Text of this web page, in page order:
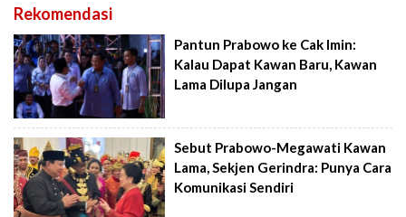
Rekomendasi
Pantun Prabowo ke Cak Imin:
Kalau Dapat Kawan Baru, Kawan
Lama Dilupa Jangan
Sebut Prabowo-Megawati Kawan
Lama, Sekjen Gerindra: Punya Cara
Komunikasi Sendiri